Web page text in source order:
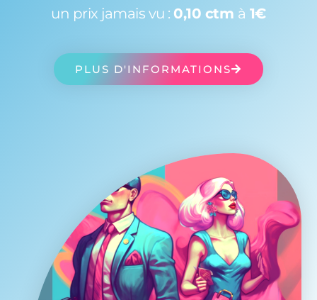
un prix jamais vu : 0,10 ctm à 1€
PLUS D'INFORMATIONS